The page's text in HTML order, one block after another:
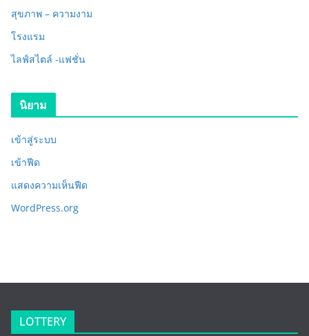
สุขภาพ – ความงาม
โรงแรม
ไลฟ์สไตล์ -แฟชั่น
นิยาม
เข้าสู่ระบบ
เข้าฟีด
แสดงความเห็นฟีด
WordPress.org
LOTTERY